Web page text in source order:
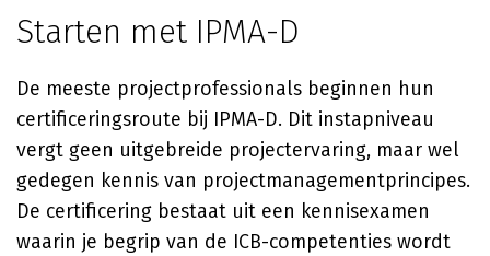
Starten met IPMA-D
De meeste projectprofessionals beginnen hun
certificeringsroute bij IPMA-D. Dit instapniveau
vergt geen uitgebreide projectervaring, maar wel
gedegen kennis van projectmanagementprincipes.
De certificering bestaat uit een kennisexamen
waarin je begrip van de ICB-competenties wordt